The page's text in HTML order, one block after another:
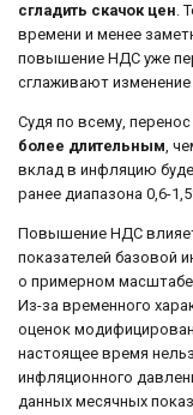
сгладить скачок цен.
времени и менее
повышение НДС уже
сглаживают
Судя по всему,
более длительным,
вклад в инфляцию
ранее диапазона 0,6-
Повышение НДС
показателей базовой
о примерном
Из-за временного
оценок
настоящее время
инфляционного
данных месячных